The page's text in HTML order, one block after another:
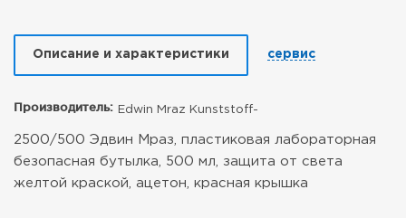
Описание и характеристики сервис
Производитель: Edwin Mraz Kunststoff-
2500/500 Эдвин Мраз, пластиковая лабораторная
безопасная бутылка, 500 мл, защита от света
желтой краской, ацетон, красная крышка